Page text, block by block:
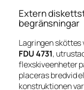
Extern
begränsningar
Lagringen
FDU 4731,
flexskiveenheter
placeras bredvid
konstruktionen